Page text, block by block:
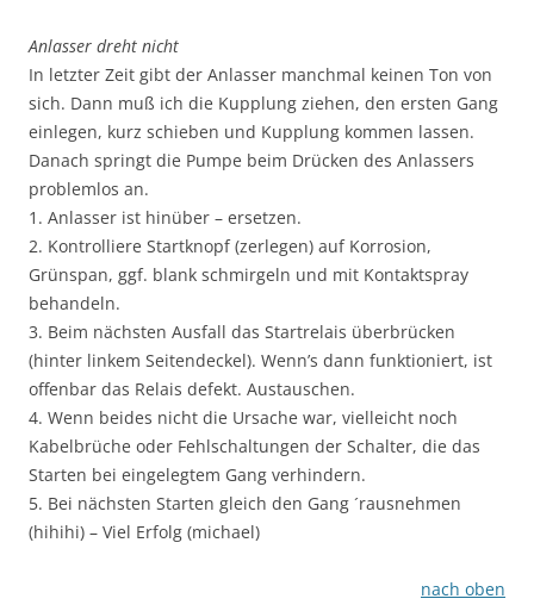
Anlasser dreht nicht
In letzter Zeit gibt der Anlasser manchmal keinen Ton von
sich. Dann muß ich die Kupplung ziehen, den ersten Gang
einlegen, kurz schieben und Kupplung kommen lassen.
Danach springt die Pumpe beim Drücken des Anlassers
problemlos an.
1. Anlasser ist hinüber – ersetzen.
2. Kontrolliere Startknopf (zerlegen) auf Korrosion,
Grünspan, ggf. blank schmirgeln und mit Kontaktspray
behandeln.
3. Beim nächsten Ausfall das Startrelais überbrücken
(hinter linkem Seitendeckel). Wenn’s dann funktioniert, ist
offenbar das Relais defekt. Austauschen.
4. Wenn beides nicht die Ursache war, vielleicht noch
Kabelbrüche oder Fehlschaltungen der Schalter, die das
Starten bei eingelegtem Gang verhindern.
5. Bei nächsten Starten gleich den Gang ´rausnehmen
(hihihi) – Viel Erfolg (michael)
nach oben